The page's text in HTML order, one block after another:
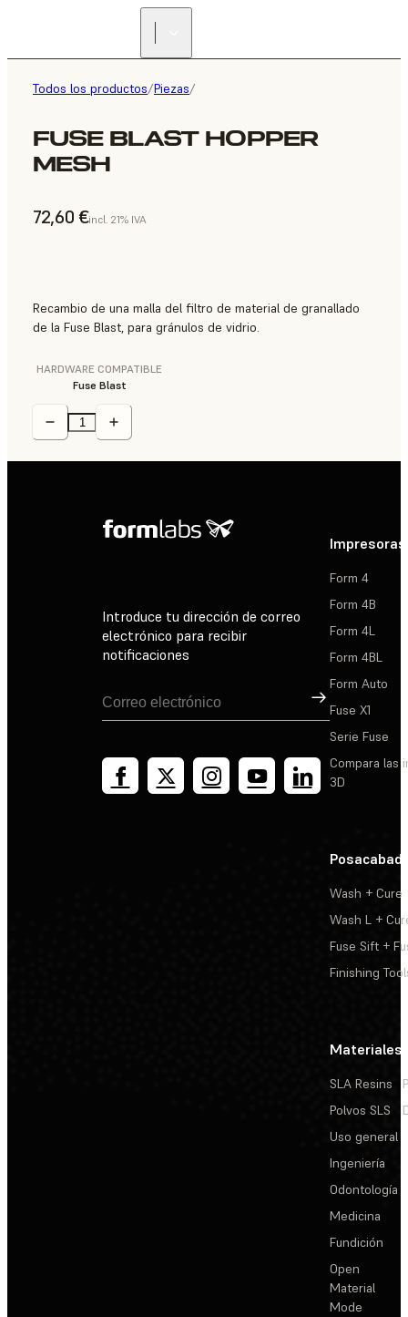
Todos los productos/Piezas/
FUSE BLAST HOPPER
MESH
72,60 €incl. 21% IVA
Recambio de una malla del filtro de material de granallado
de la Fuse Blast, para gránulos de vidrio.
HARDWARE COMPATIBLE
Fuse Blast
Introduce tu dirección de correo
electrónico para recibir
notificaciones
Suscribirse
Impresoras
Form 4
Form 4B
Form 4L
Form 4BL
Form Auto
Fuse X1
Serie Fuse
Compara las
3D
Wash + Cure
Wash L +
Fuse Sift +
Finishing
Materiales
SLA Resins
Polvos SLS
Uso general
Ingeniería
Odontología
Medicina
Fundición
Open
Material
Mode